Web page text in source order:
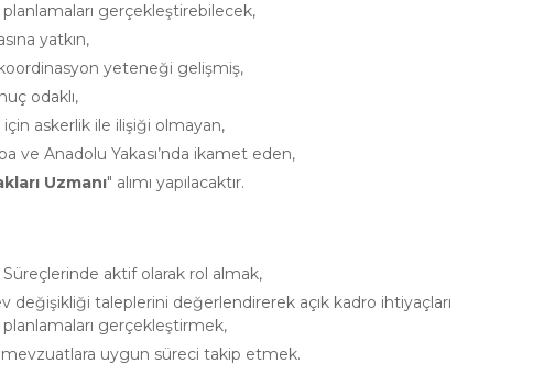
gerçekleştirebilecek,
yatkın,
yeteneği gelişmiş,
odaklı,
için askerlik ile ilişiği olmayan,
ve Anadolu Yakası’nda ikamet eden,
Uzmanı" alımı yapılacaktır.
aktif olarak rol almak,
değişikliği taleplerini değerlendirerek açık kadro ihtiyaçları
gerçekleştirmek,
uygun süreci takip etmek.